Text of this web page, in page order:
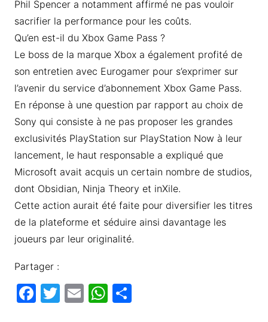
Phil Spencer a notamment affirmé ne pas vouloir
sacrifier la performance pour les coûts.
Qu’en est-il du Xbox Game Pass ?
Le boss de la marque Xbox a également profité de
son entretien avec Eurogamer pour s’exprimer sur
l’avenir du service d’abonnement Xbox Game Pass.
En réponse à une question par rapport au choix de
Sony qui consiste à ne pas proposer les grandes
exclusivités PlayStation sur PlayStation Now à leur
lancement, le haut responsable a expliqué que
Microsoft avait acquis un certain nombre de studios,
dont Obsidian, Ninja Theory et inXile.
Cette action aurait été faite pour diversifier les titres
de la plateforme et séduire ainsi davantage les
joueurs par leur originalité.
Partager :
F T E W P